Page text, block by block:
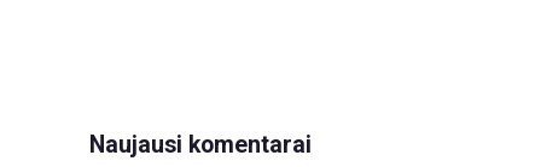
Naujausi komentarai